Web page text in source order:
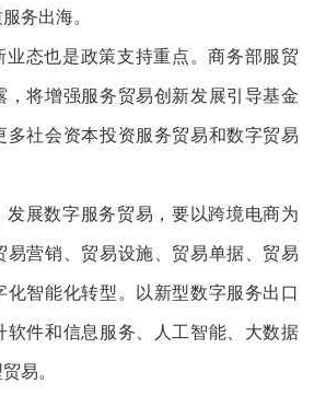
务出海。
业态也是政策支持重点。商务部服贸
，将增强服务贸易创新发展引导基金
多社会资本投资服务贸易和数字贸易
发展数字服务贸易，要以跨境电商为
易营销、贸易设施、贸易单据、贸易
化智能化转型。以新型数字服务出口
软件和信息服务、人工智能、大数据
易。